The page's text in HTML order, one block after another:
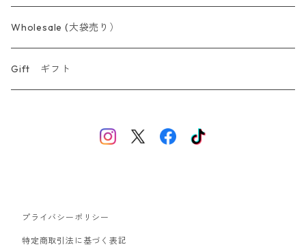
Wholesale (大袋売り）
Gift ギフト
プライバシーポリシー
特定商取引法に基づく表記